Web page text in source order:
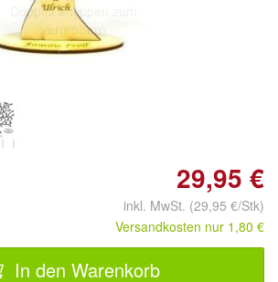
Doppelt antippen zum
vergrößern
29,95 €
inkl. MwSt. (29,95 €/Stk)
Versandkosten nur 1,80 €
In den Warenkorb